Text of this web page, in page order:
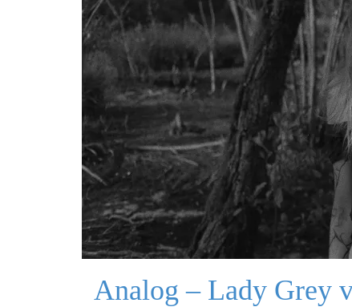
Analog – Lady Grey